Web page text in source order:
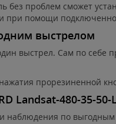
проблем сможет
при помощи
выстрелом
выстрел. Сам по себе
прорезиненной
Landsat-480-35-
наблюдения по